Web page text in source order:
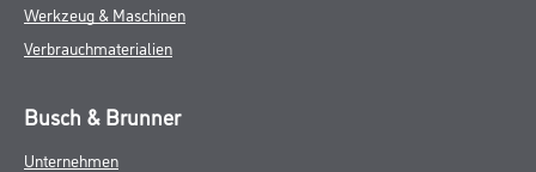
Werkzeug & Maschinen
Verbrauchmaterialien
Busch & Brunner
Unternehmen